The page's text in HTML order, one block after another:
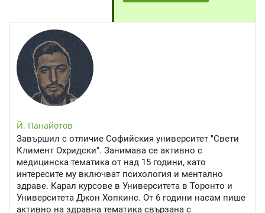
Й. Панайотов
Завършил с отличие Софийския университет "Свети
Климент Охридски". Занимава се активно с
медицинска тематика от над 15 години, като
интересите му включват психология и ментално
здраве. Карал курсове в Университета в Торонто и
Университета Джон Хопкинс. От 6 години насам пише
активно на здравна тематика свързана с